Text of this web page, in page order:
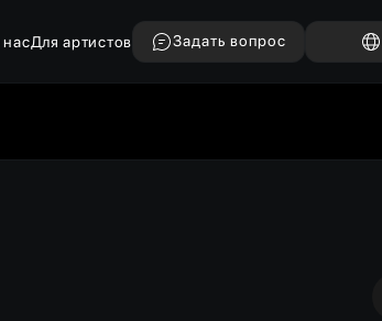
Для артистов Задать вопрос